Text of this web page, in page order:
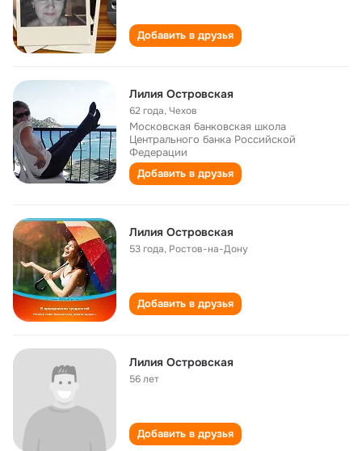
Добавить в друзья
Лилия Островская
62 года,Чехов
Московская банковская школа
Центрального банка Российской
Федерации
Добавить в друзья
Лилия Островская
53 года, Ростов-на-Дону
Добавить в друзья
Лилия Островская
56 лет
Добавить в друзья